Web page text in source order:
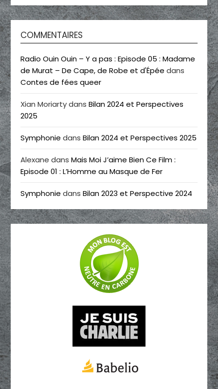
COMMENTAIRES
Radio Ouin Ouin – Y a pas : Episode 05 : Madame
de Murat – De Cape, de Robe et d'Épée dans
Contes de fées queer
Xian MoriartydansBilan 2024 et Perspectives
2025
Symphonie dansBilan 2024 et Perspectives 2025
Alexane dansMais Moi J’aime Bien Ce Film :
Episode 01 : L’Homme au Masque de Fer
Symphonie dansBilan 2023 et Perspective 2024